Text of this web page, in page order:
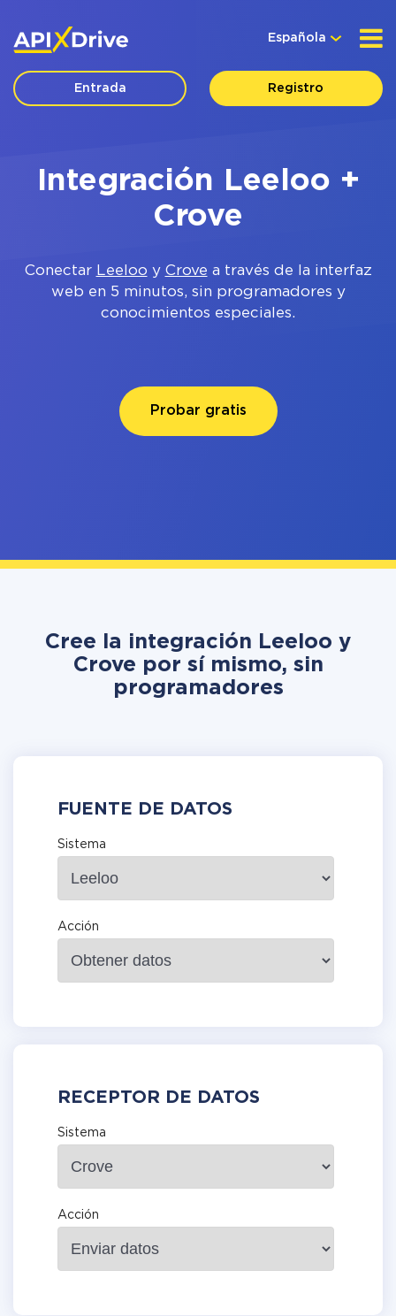
Española
Entrada Registro
Integración Leeloo +
Crove
Conectar Leeloo y Crove a través de la interfaz
web en 5 minutos, sin programadores y
conocimientos especiales.
Probar gratis
Cree la integración Leeloo y
Crove por sí mismo, sin
programadores
FUENTE DE DATOS
Sistema
Acción
RECEPTOR DE DATOS
Sistema
Acción